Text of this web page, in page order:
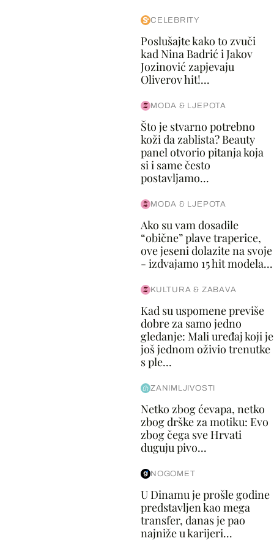
CELEBRITY
Poslušajte kako to zvuči
kad Nina Badrić i Jakov
Jozinović zapjevaju
Oliverov hit!...
MODA & LJEPOTA
Što je stvarno potrebno
koži da zablista? Beauty
panel otvorio pitanja koja
si i same često
postavljamo...
MODA & LJEPOTA
Ako su vam dosadile
“obične” plave traperice,
ove jeseni dolazite na svoje
- izdvajamo 15 hit modela...
KULTURA & ZABAVA
Kad su uspomene previše
dobre za samo jedno
gledanje: Mali uređaj koji je
još jednom oživio trenutke
s ple...
ZANIMLJIVOSTI
Netko zbog ćevapa, netko
zbog drške za motiku: Evo
zbog čega sve Hrvati
duguju pivo...
NOGOMET
U Dinamu je prošle godine
predstavljen kao mega
transfer, danas je pao
najniže u karijeri...